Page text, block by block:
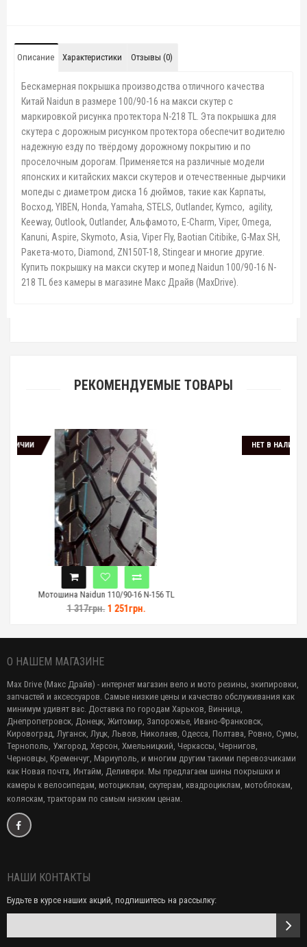
Описание Характеристики Отзывы (0)
Бескамерная покрышка производства отличного качества
Китай Naidun в размере 100/90-16 на макси скутер с
маркировкой рисунка протектора N-218 TL. Эта покрышка для
скутера с дорожным рисунком протектора обеспечит водителю
надежную езду по твёрдому дорожному покрытию и по
проселочным дорогам. Применяется на различные модели
японских и китайских макси скутеров и отечественные дырчики
мопеды с диаметром диска 16 дюймов, такие как Карпаты,
Восход, YIBEN, Honda, Yamaha, STELS, Outlander, Kymco, agility,
Keeway, Outlook, Outlander, Альфамото, E-Charm, Viper, Omega,
Kanuni, Aspire, Skymoto, Asia, Viper Fly, Baotian Citibike, G-Max SH,
Ракета-мото, Diamond, ZN150T-18, Stingearи многие другие.
Купить покрышку на макси скутер и мопед Naidun 100/90-16 N-
218 TL без камеры в магазине Макс Драйв (MaxDrive).
РЕКОМЕНДУЕМЫЕ ТОВАРЫ
90-16 N-156 TL
НЕТ В НАЛИЧИИ
О НАШЕМ МАГАЗИНЕ
Max Drive (Макс Драйв) - интернет магазин вело и мото резины, экипировки,
запчастей и аксессуаров. Самые низкие цены и качество обслуживания как
минимум удивят вас. Доставка по городам Харьков, Винница,
Днепропетровск, Донецк, Житомир, Запорожье, Ивано-Франковск,
Кировоград, Луганск, Луцк, Львов, Николаев, Одесса, Полтава, Ровно, Сумы,
Тернополь, Ужгород, Херсон, Хмельницкий, Черкассы, Чернигов,
Черновцы, Кременчуг, Мариуполь, и многим другим такими перевозчиками
как Новая почта, Интайм, Деливери. Мы предлагаем шины покрышки и
камеры к велосипедам, мотоциклам, скутерам, квадроциклам, мотоблокам,
коляскам, тракторам по самым низким ценам.
НАШИ КОНТАКТЫ
Будьте в курсе наших акций, подпишитесь на рассылку: